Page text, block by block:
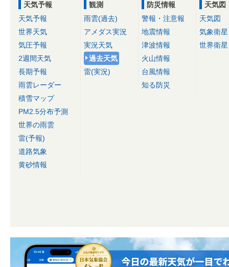
天気予報
天気予報
世界天気
気圧予報
2週間天気
長期予報
雨雲レーダー
積雪マップ
PM2.5分布予測
世界の雨雲
雷(予報)
道路気象
黄砂情報
観測
雨雲(過去)
アメダス実況
実況天気
過去天気
雷(実況)
防災情報
警報・注意報
地震情報
津波情報
火山情報
台風情報
知る防災
天気図
天気図
気象衛星
世界衛星